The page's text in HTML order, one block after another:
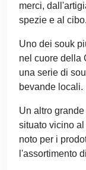
merci,
spezie e al cibo.
Uno dei souk
nel cuore della
una serie di
bevande locali.
Un altro
situato vicino
noto per i
l'assortimento